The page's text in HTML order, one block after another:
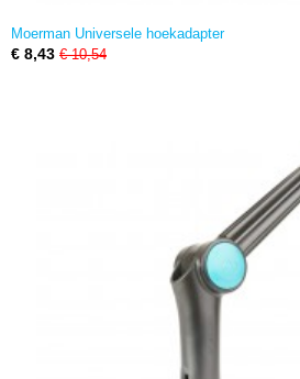
Moerman Universele hoekadapter
€ 8,43 € 10,54